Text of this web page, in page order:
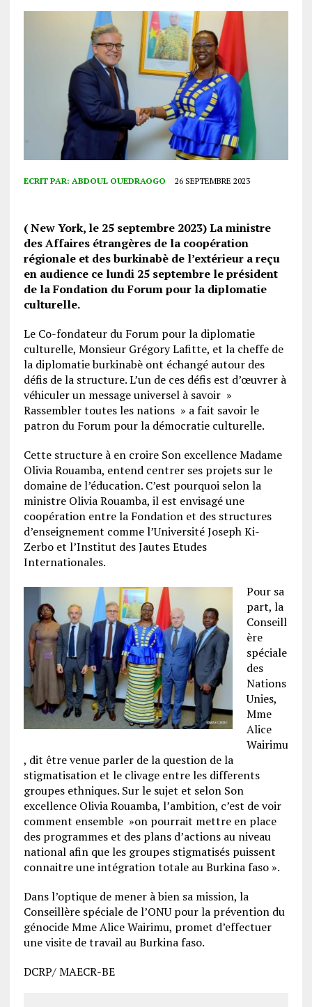
ECRIT PAR: ABDOUL OUEDRAOGO 26 SEPTEMBRE 2023
( New York, le 25 septembre 2023) La ministre
des Affaires étrangères de la coopération
régionale et des burkinabè de l’extérieur a reçu
en audience ce lundi 25 septembre le président
de la Fondation du Forum pour la diplomatie
culturelle.
Le Co-fondateur du Forum pour la diplomatie
culturelle, Monsieur Grégory Lafitte, et la cheffe de
la diplomatie burkinabè ont échangé autour des
défis de la structure. L’un de ces défis est d’œuvrer à
véhiculer un message universel à savoir »
Rassembler toutes les nations » a fait savoir le
patron du Forum pour la démocratie culturelle.
Cette structure à en croire Son excellence Madame
Olivia Rouamba, entend centrer ses projets sur le
domaine de l’éducation. C’est pourquoi selon la
ministre Olivia Rouamba, il est envisagé une
coopération entre la Fondation et des structures
d’enseignement comme l’Université Joseph Ki-
Zerbo et l’Institut des Jautes Etudes
Internationales.
Pour sa
part, la
Conseill
ère
spéciale
des
Nations
Unies,
Mme
Alice
Wairimu
, dit être venue parler de la question de la
stigmatisation et le clivage entre les differents
groupes ethniques. Sur le sujet et selon Son
excellence Olivia Rouamba, l’ambition, c’est de voir
comment ensemble »on pourrait mettre en place
des programmes et des plans d’actions au niveau
national afin que les groupes stigmatisés puissent
connaitre une intégration totale au Burkina faso ».
Dans l’optique de mener à bien sa mission, la
Conseillère spéciale de l’ONU pour la prévention du
génocide Mme Alice Wairimu, promet d’effectuer
une visite de travail au Burkina faso.
DCRP/ MAECR-BE